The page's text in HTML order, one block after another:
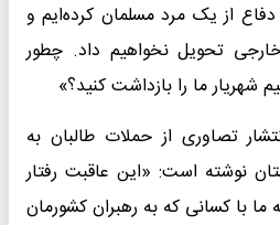
از یک مرد مسلمان کرده‌ایم و
تحویل نخواهیم داد. چطور
شهریار ما را بازداشت کنید؟»
تصاوری از حملات طالبان به
نوشته است: «این عاقبت رفتار
با کسانی که به رهبران کشورمان